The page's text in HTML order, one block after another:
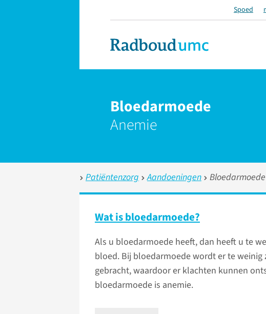
Spoed
Bloedarmoede
Anemie
Patiëntenzorg Aandoeningen Bloedarmoede
Wat is bloedarmoede?
Als u bloedarmoede heeft, dan heeft u te
bloed. Bij bloedarmoede wordt er te weinig
gebracht, waardoor er klachten kunnen
bloedarmoede is anemie.